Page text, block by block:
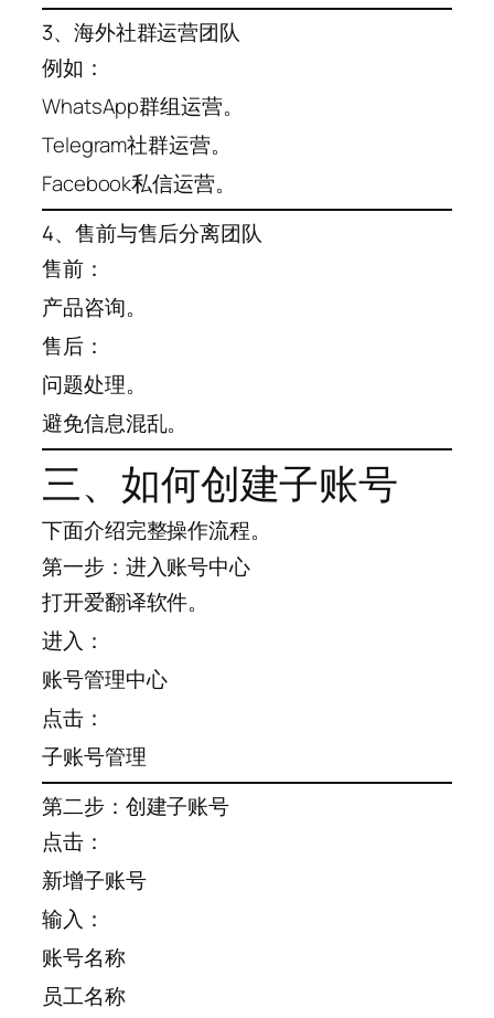
3、海外社群运营团队
例如：
WhatsApp群组运营。
Telegram社群运营。
Facebook私信运营。
4、售前与售后分离团队
售前：
产品咨询。
售后：
问题处理。
避免信息混乱。
三、如何创建子账号
下面介绍完整操作流程。
第一步：进入账号中心
打开爱翻译软件。
进入：
账号管理中心
点击：
子账号管理
第二步：创建子账号
点击：
新增子账号
输入：
账号名称
员工名称